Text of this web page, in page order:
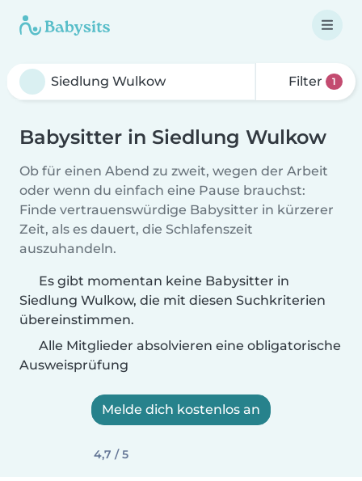
Filter 1
Babysitter in Siedlung Wulkow
Ob für einen Abend zu zweit, wegen der Arbeit
oder wenn du einfach eine Pause brauchst:
Finde vertrauenswürdige Babysitter in kürzerer
Zeit, als es dauert, die Schlafenszeit
auszuhandeln.
Es gibt momentan keine Babysitter in
Siedlung Wulkow, die mit diesen Suchkriterien
übereinstimmen.
Alle Mitglieder absolvieren eine obligatorische
Ausweisprüfung
Melde dich kostenlos an
4,7 / 5